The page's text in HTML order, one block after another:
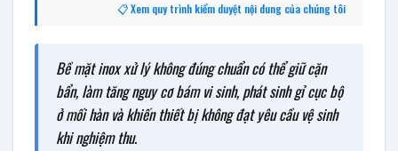
📋 Xem quy trình kiểm duyệt nội dung của chúng tôi
Bề mặt inox xử lý không đúng chuẩn có thể giữ cặn
bẩn, làm tăng nguy cơ bám vi sinh, phát sinh gỉ cục bộ
ở mối hàn và khiến thiết bị không đạt yêu cầu vệ sinh
khi nghiệm thu.